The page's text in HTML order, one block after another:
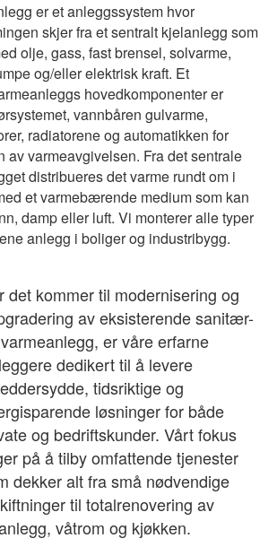
er et anleggssystem hvor
skjer fra et sentralt kjelanlegg som
olje, gass, fast brensel, solvarme,
og/eller elektrisk kraft. Et
hovedkomponenter er
vannbåren gulvarme,
radiatorene og automatikken for
av varmeavgivelsen. Fra det sentrale
distribueres det varme rundt om i
et varmebærende medium som kan
damp eller luft. Vi monterer alle typer
anlegg i boliger og industribygg.
det kommer til modernisering og
av eksisterende sanitær-
er våre erfarne
dedikert til å levere
tidsriktige og
løsninger for både
og bedriftskunder. Vårt fokus
på å tilby omfattende tjenester
dekker alt fra små nødvendige
til totalrenovering av
våtrom og kjøkken.